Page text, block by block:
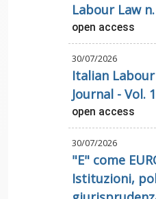
Labour Law
open access
30/07/2026
Italian
Journal - Vol.
open access
30/07/2026
"E" come
Istituzioni,